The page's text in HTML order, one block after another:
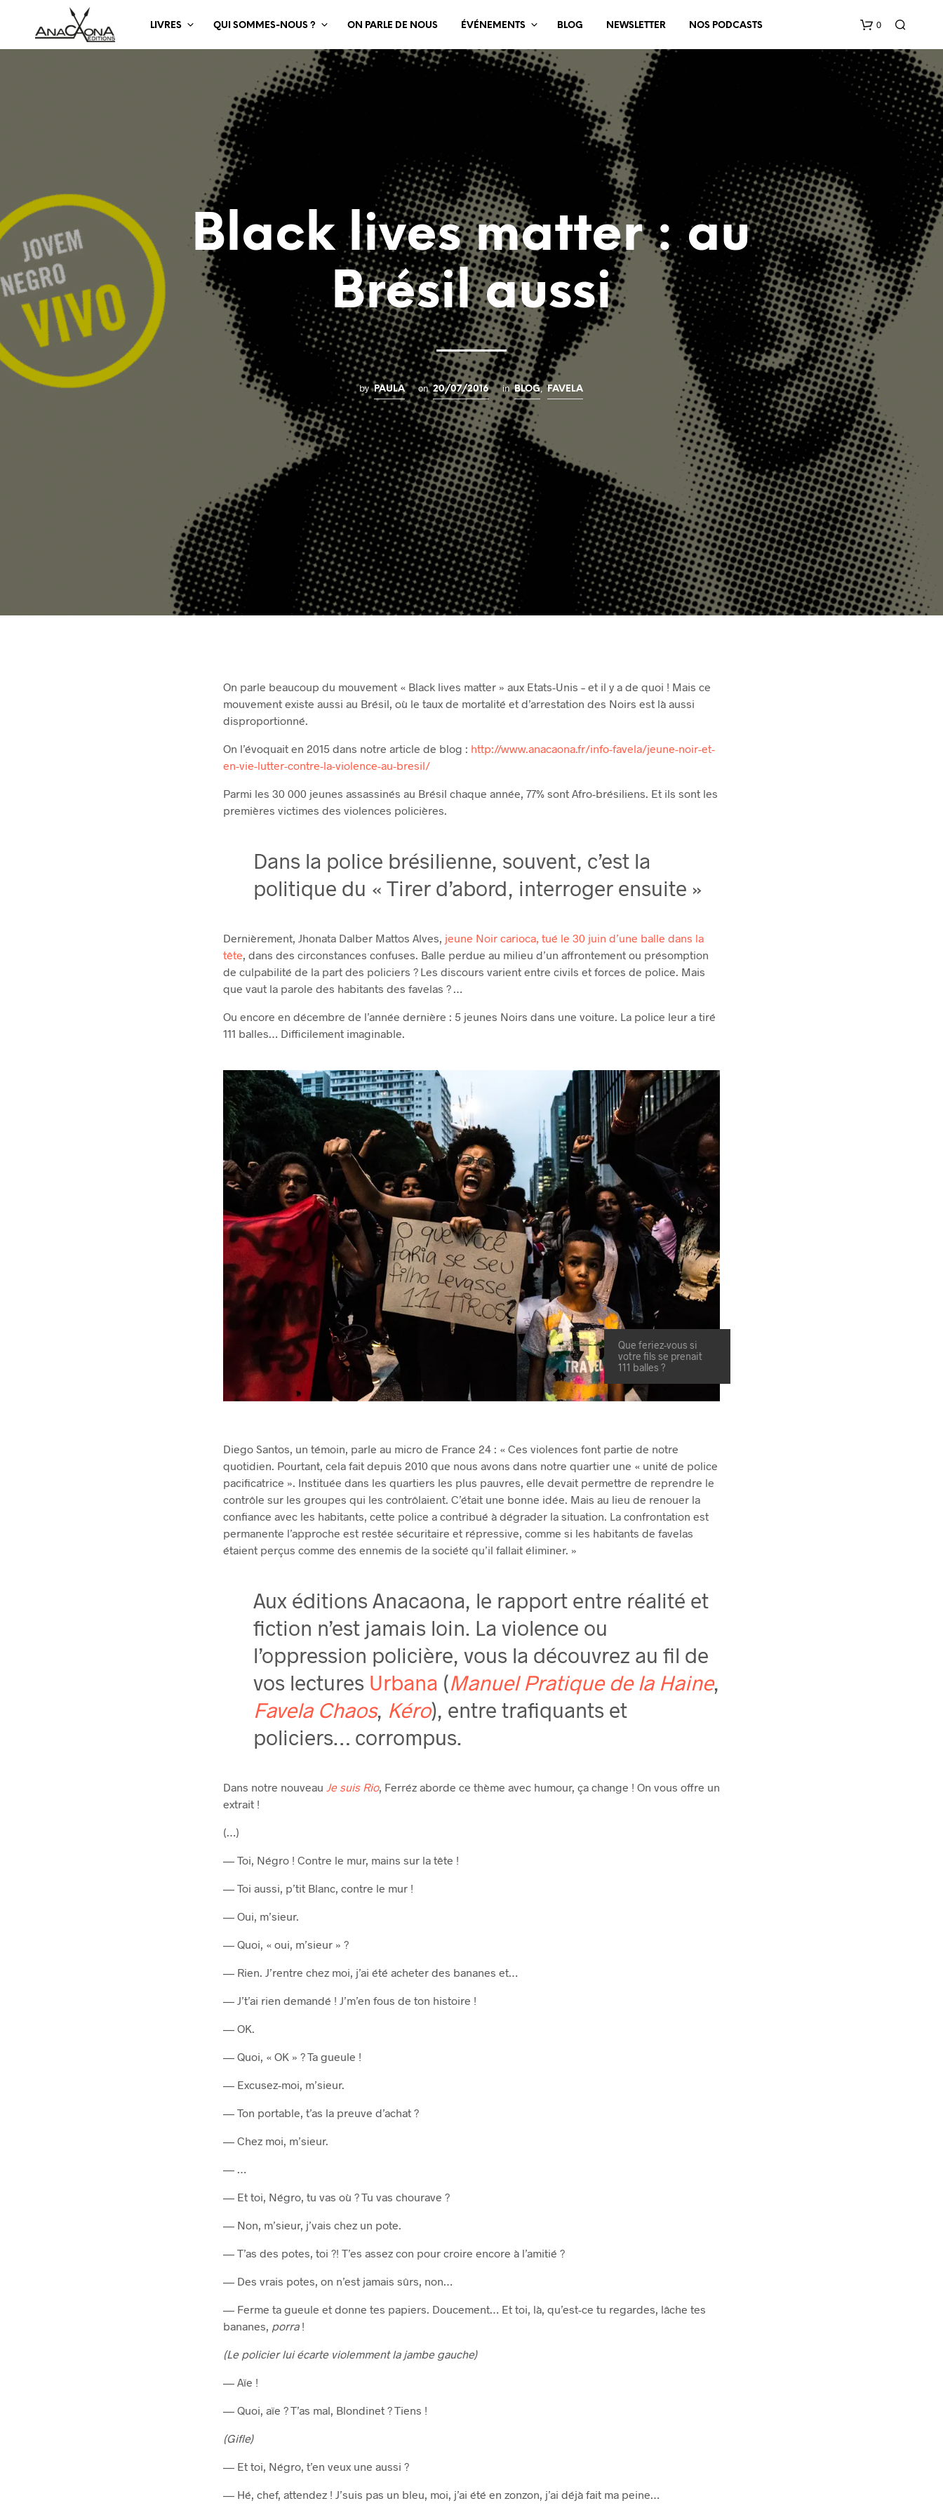
LIVRES QUI SOMMES-NOUS ? ON PARLE DE NOUS ÉVÉNEMENTS BLOG NEWSLETTER NOS PODCASTS 0
O
R
E
P
A
N
I
E
.
Black lives matter : au
Brésil aussi
by PAULA on 20/07/2016 in BLOG, FAVELA
On parle beaucoup du mouvement « Black lives matter » aux Etats-Unis – et il y a de quoi ! Mais ce
mouvement existe aussi au Brésil, où le taux de mortalité et d’arrestation des Noirs est là aussi
disproportionné.
On l’évoquait en 2015 dans notre article de blog : http://www.anacaona.fr/info-favela/jeune-noir-et-
en-vie-lutter-contre-la-violence-au-bresil/
Parmi les 30 000 jeunes assassinés au Brésil chaque année, 77% sont Afro-brésiliens. Et ils sont les
premières victimes des violences policières.
Dans la police brésilienne, souvent, c’est la
politique du « Tirer d’abord, interroger ensuite »
Dernièrement, Jhonata Dalber Mattos Alves, jeune Noir carioca, tué le 30 juin d’une balle dans la
tête, dans des circonstances confuses. Balle perdue au milieu d’un affrontement ou présomption
de culpabilité de la part des policiers ? Les discours varient entre civils et forces de police. Mais
que vaut la parole des habitants des favelas ? …
Ou encore en décembre de l’année dernière : 5 jeunes Noirs dans une voiture. La police leur a tiré
111 balles… Difficilement imaginable.
Que feriez-vous si
votre fils se prenait
111 balles ?
Diego Santos, un témoin, parle au micro de France 24 : « Ces violences font partie de notre
quotidien. Pourtant, cela fait depuis 2010 que nous avons dans notre quartier une « unité de police
pacificatrice ». Instituée dans les quartiers les plus pauvres, elle devait permettre de reprendre le
contrôle sur les groupes qui les contrôlaient. C’était une bonne idée. Mais au lieu de renouer la
confiance avec les habitants, cette police a contribué à dégrader la situation. La confrontation est
permanente l’approche est restée sécuritaire et répressive, comme si les habitants de favelas
étaient perçus comme des ennemis de la société qu’il fallait éliminer. »
Aux éditions Anacaona, le rapport entre réalité et
fiction n’est jamais loin. La violence ou
l’oppression policière, vous la découvrez au fil de
vos lectures Urbana (Manuel Pratique de la Haine,
Favela Chaos, Kéro), entre trafiquants et
policiers… corrompus.
Dans notre nouveau Je suis Rio, Ferréz aborde ce thème avec humour, ça change ! On vous offre un
extrait !
(…)
— Toi, Négro ! Contre le mur, mains sur la tête !
— Toi aussi, p’tit Blanc, contre le mur !
— Oui, m’sieur.
— Quoi, « oui, m’sieur » ?
— Rien. J’rentre chez moi, j’ai été acheter des bananes et…
— J’t’ai rien demandé ! J’m’en fous de ton histoire !
— OK.
— Quoi, « OK » ? Ta gueule !
— Excusez-moi, m’sieur.
— Ton portable, t’as la preuve d’achat ?
— Chez moi, m’sieur.
— …
— Et toi, Négro, tu vas où ? Tu vas chourave ?
— Non, m’sieur, j’vais chez un pote.
— T’as des potes, toi ?! T’es assez con pour croire encore à l’amitié ?
— Des vrais potes, on n’est jamais sûrs, non…
— Ferme ta gueule et donne tes papiers. Doucement… Et toi, là, qu’est-ce tu regardes, lâche tes
bananes, porra!
(Le policier lui écarte violemment la jambe gauche)
— Aïe !
— Quoi, aïe ? T’as mal, Blondinet ? Tiens !
(Gifle)
— Et toi, Négro, t’en veux une aussi ?
— Hé, chef, attendez ! J’suis pas un bleu, moi, j’ai été en zonzon, j’ai déjà fait ma peine…